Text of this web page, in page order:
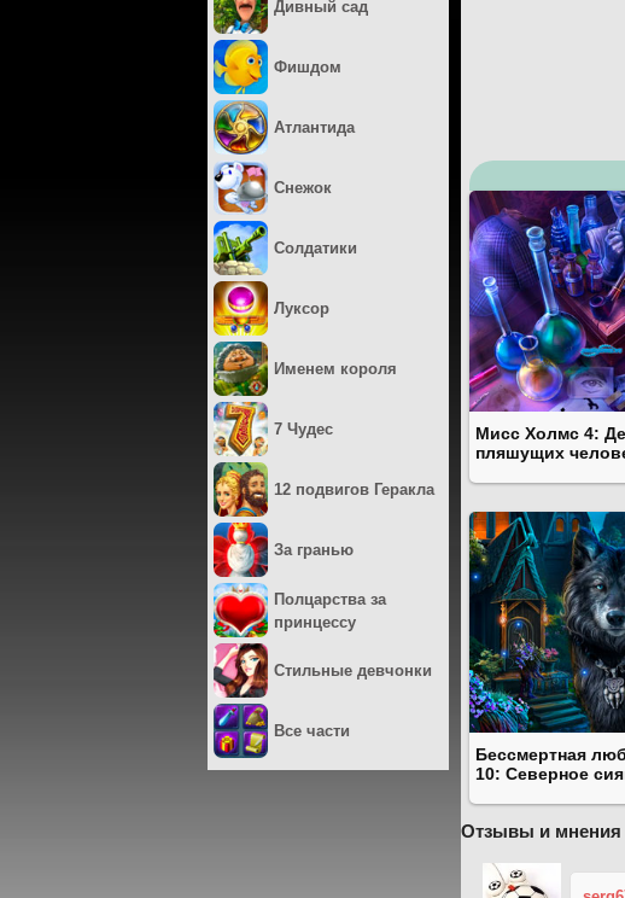
Мисс Холмс 4:
пляшущих
Бессмертная
10: Северное
Отзывы и мнения
Дивный сад
Фишдом
Атлантида
Снежок
Солдатики
Луксор
Именем короля
7 Чудес
12 подвигов Геракла
За гранью
Полцарства за
принцессу
Стильные девчонки
Все части